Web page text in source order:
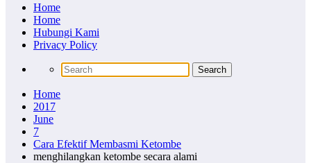
Home
Home
Hubungi Kami
Privacy Policy
Home
2017
June
7
Cara Efektif Membasmi Ketombe
menghilangkan ketombe secara alami